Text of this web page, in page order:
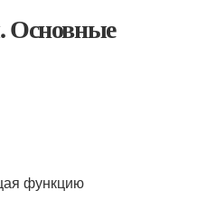
Основные
функцию